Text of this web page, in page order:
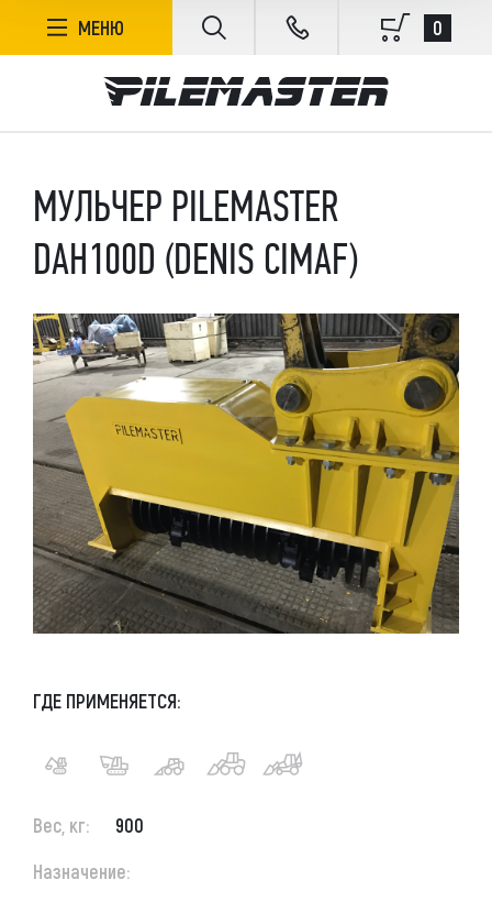
МЕНЮ 0
МУЛЬЧЕР PILEMASTER
DAH100D (DENIS CIMAF)
ГДЕ ПРИМЕНЯЕТСЯ:
Вес, кг:
900
Назначение: